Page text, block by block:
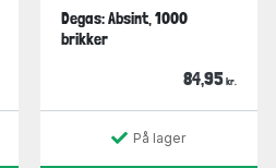
Degas: Absint, 1000
brikker
84,95 kr.
På lager